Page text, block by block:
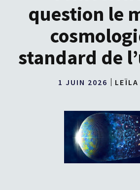
question le
standard de
1 JUIN 2026 LEÏLA